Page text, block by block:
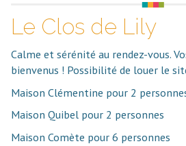
Le Clos de Lily
Calme et sérénité au rendez-vous.
bienvenus ! Possibilité de louer le
Maison Clémentine pour 2
Maison Quibel pour 2 personnes
Maison Comète pour 6 personnes